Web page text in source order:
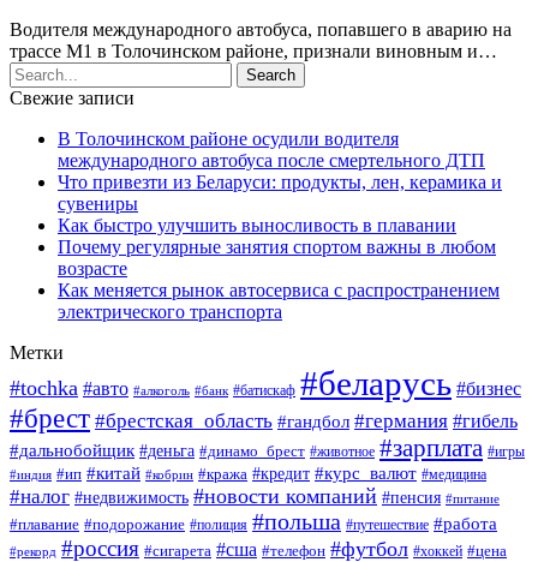
Водителя международного автобуса, попавшего в аварию на
трассе М1 в Толочинском районе, признали виновным и…
Свежие записи
В Толочинском районе осудили водителя
международного автобуса после смертельного ДТП
Что привезти из Беларуси: продукты, лен, керамика и
сувениры
Как быстро улучшить выносливость в плавании
Почему регулярные занятия спортом важны в любом
возрасте
Как меняется рынок автосервиса с распространением
электрического транспорта
Метки
#tochka #авто #алкоголь #банк #батискаф #беларусь #бизнес
#брест #брестская_область #гандбол #германия #гибель
#дальнобойщик #деньга #динамо_брест #животное #зарплата #игры
#индия #ип #китай #кобрин #кража #кредит #курс_валют #медицина
#налог #недвижимость #новости компаний #пенсия #питание
#плавание #подорожание #полиция #польша #путешествие #работа
#рекорд #россия #сигарета #сша #телефон #футбол #хоккей #цена